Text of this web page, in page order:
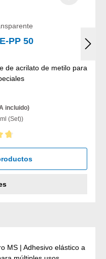
PP 50
de acrilato de metilo para
incluido)
(Set))
5 estrellas